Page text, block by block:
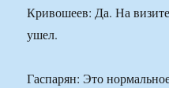
Кривошеев: Да. На
ушел.
Гаспарян: Это